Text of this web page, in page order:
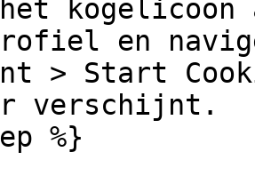
kogelicoon
en
> Start
verschijnt.
%}